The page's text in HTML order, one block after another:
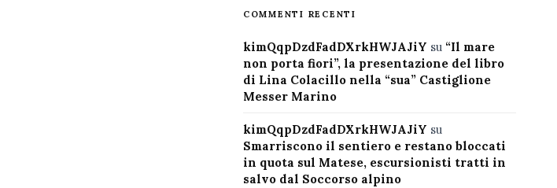
COMMENTI RECENTI
kimQqpDzdFadDXrkHWJAJiY su “Il mare
non porta fiori”, la presentazione del libro
di Lina Colacillo nella “sua” Castiglione
Messer Marino
kimQqpDzdFadDXrkHWJAJiY su
Smarriscono il sentiero e restano bloccati
in quota sul Matese, escursionisti tratti in
salvo dal Soccorso alpino